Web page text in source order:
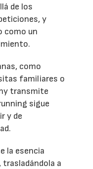
de los
y
como un
como
familiares o
transmite
sigue
y de
la esencia
a